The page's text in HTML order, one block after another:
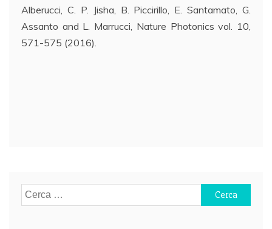
Alberucci, C. P. Jisha, B. Piccirillo, E. Santamato, G.
Assanto and L. Marrucci, Nature Photonics vol. 10,
571-575 (2016).
Ricerca
per: